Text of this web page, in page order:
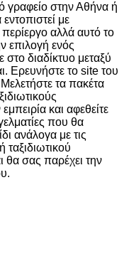
γραφείο στην Αθήνα ή
με
αλλά αυτό το
επιλογή ενός
στο διαδίκτυο μεταξύ
Ερευνήστε το site του
τα πακέτα
και αφεθείτε
που θα
ανάλογα με τις
θα σας παρέχει την